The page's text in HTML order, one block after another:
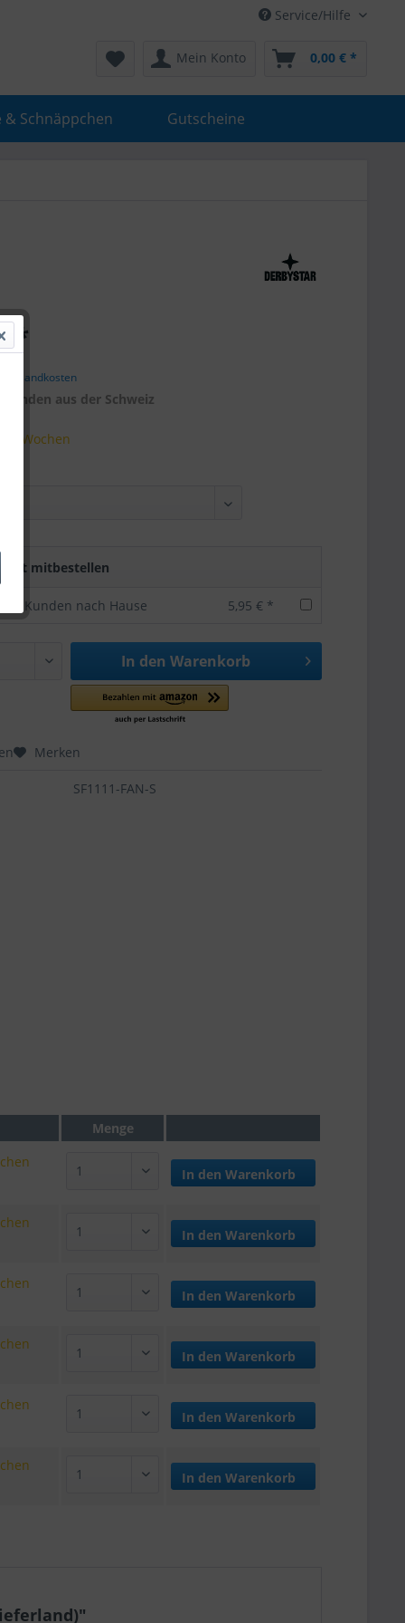
Service/Hilfe
Mein Konto 0,00 € *
& Schnäppchen Gutscheine
*
Versandkosten
Kunden aus der Schweiz
2 Wochen
mitbestellen
Kunden nach Hause 5,95 € *
In den Warenkorb
Merken
SF1111-FAN-S
Menge
In den Warenkorb
In den Warenkorb
In den Warenkorb
In den Warenkorb
In den Warenkorb
In den Warenkorb